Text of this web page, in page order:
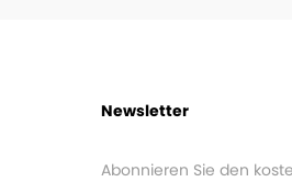
Newsletter
Abonnieren Sie den